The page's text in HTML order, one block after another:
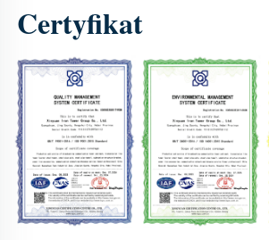
Certyfikat